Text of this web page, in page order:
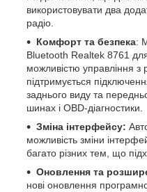
використовувати два
радіо.
Комфорт та безпека:
Bluetooth Realtek 8761
можливістю управління з
підтримується
заднього виду та
шинах і OBD-діагностики.
Зміна інтерфейсу:
можливість зміни
багато різних тем, що
Оновлення та
нові оновлення